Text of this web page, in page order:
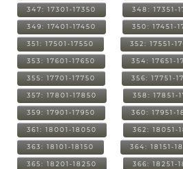
347: 17301-17350 348: 17351-
349: 17401-17450 350: 17451-
351: 17501-17550 352: 17551-
353: 17601-17650 354: 17651-
355: 17701-17750 356: 17751-
357: 17801-17850 358: 17851-
359: 17901-17950 360: 17951-
361: 18001-18050 362: 18051-
363: 18101-18150 364: 18151-
365: 18201-18250 366: 18251-